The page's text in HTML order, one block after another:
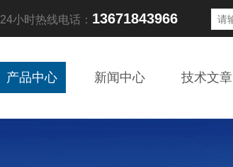
24小时热线电话： 13671843966
产品中心 新闻中心 技术文章